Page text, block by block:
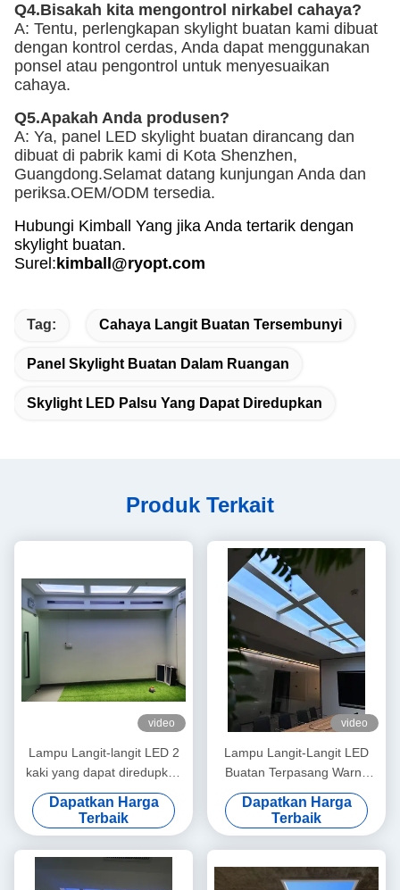
Q4.Bisakah kita mengontrol nirkabel cahaya?
A: Tentu, perlengkapan skylight buatan kami dibuat
dengan kontrol cerdas, Anda dapat menggunakan
ponsel atau pengontrol untuk menyesuaikan
cahaya.
Q5.Apakah Anda produsen?
A: Ya, panel LED skylight buatan dirancang dan
dibuat di pabrik kami di Kota Shenzhen,
Guangdong.Selamat datang kunjungan Anda dan
periksa.OEM/ODM tersedia.
Hubungi Kimball Yang jika Anda tertarik dengan
skylight buatan.
Surel : kimball@ryopt.com
Tag: Cahaya Langit Buatan Tersembunyi
Panel Skylight Buatan Dalam Ruangan
Skylight LED Palsu Yang Dapat Diredupkan
Produk Terkait
video
Lampu Langit-langit LED 2
kaki yang dapat diredupkan
Mesh 5.0 DALI dan 0-10V
150W 5000lm+ Rentang
CCT Lebar Mode Adegan
Dapatkan Harga
Terbaik
video
Lampu Langit-Langit LED
Buatan Terpasang Warna
Cahaya Putih 12kg Metode
Pemasangan Terpasang
untuk Komersial
Dapatkan Harga
Terbaik